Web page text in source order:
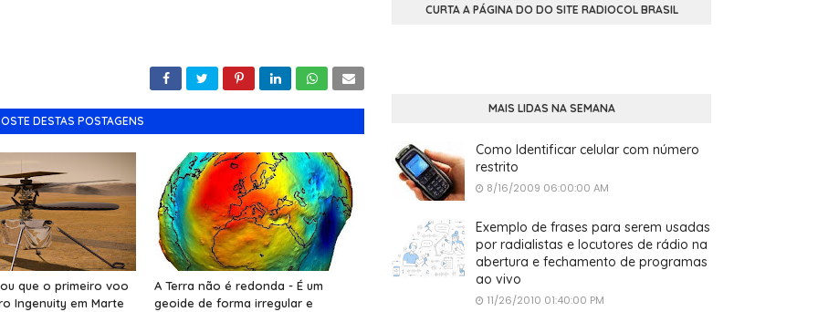
DESTAS POSTAGENS
que o primeiro voo
Ingenuity em Marte
A Terra não é redonda - É um
geoide de forma irregular e
CURTA A PÁGINA DO DO SITE RADIOCOL BRASIL
MAIS LIDAS NA SEMANA
Como Identificar celular com número
restrito
8/16/2009 06:00:00 AM
Exemplo de frases para serem usadas
por radialistas e locutores de rádio na
abertura e fechamento de programas
ao vivo
11/26/2010 01:40:00 PM